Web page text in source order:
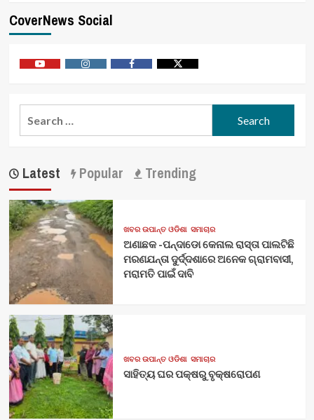
CoverNews Social
Latest Popular Trending
ଖବର ଉପାନ୍ତ ଓଡିଶା ସମାଚାର
ଅଣାଛକ -ପନ୍ଦାଡୋ କେନାଲ ରାସ୍ତା ପାଲଟିଛି
ମରଣଯନ୍ତା ଦୁର୍ଦ୍ଦଶାରେ ଅନେକ ଗ୍ରାମବାସୀ,
ମରାମତି ପାଇଁ ଦାବି
ଖବର ଉପାନ୍ତ ଓଡିଶା ସମାଚାର
ସାହିତ୍ୟ ଘର ପକ୍ଷରୁ ବୃକ୍ଷରୋପଣ